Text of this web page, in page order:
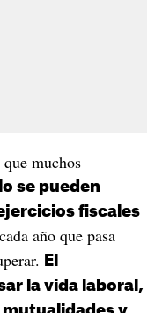
muchos
se pueden
fiscales
año que pasa
El
la vida laboral,